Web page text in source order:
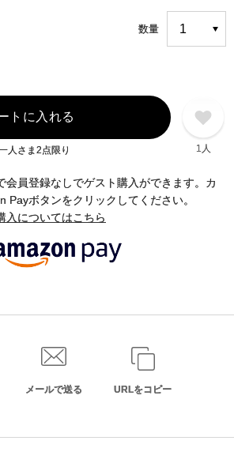
数量
トに入れる
人さま2点限り 1人
会員登録なしでゲスト購入ができます。カ
Payボタンをクリックしてください。
についてはこちら
メールで送る URLをコピー